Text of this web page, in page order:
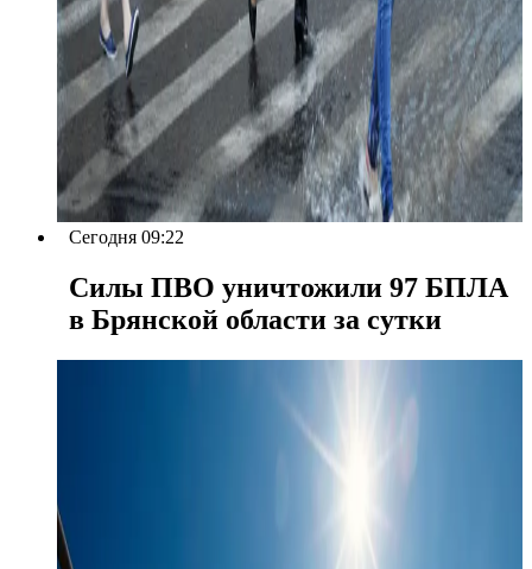
Сегодня 09:22
Силы ПВО уничтожили 97 БПЛА
в Брянской области за сутки